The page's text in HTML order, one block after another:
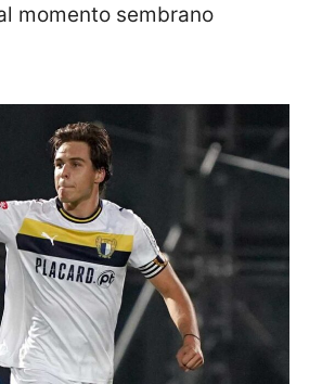
momento sembrano